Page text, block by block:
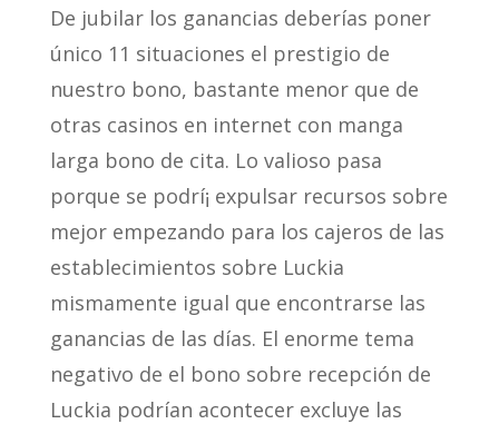
De jubilar los ganancias deberías poner
único 11 situaciones el prestigio de
nuestro bono, bastante menor que de
otras casinos en internet con manga
larga bono de cita. Lo valioso pasa
porque se podrí¡ expulsar recursos sobre
mejor empezando para los cajeros de las
establecimientos sobre Luckia
mismamente­ igual que encontrarse las
ganancias de las días. El enorme tema
negativo de el bono sobre recepción de
Luckia podrí­an acontecer excluye las